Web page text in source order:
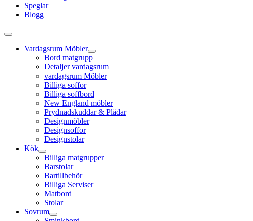
Speglar
Blogg
Vardagsrum Möbler
Bord matgrupp
Detaljer vardagsrum
vardagsrum Möbler
Billiga soffor
Billiga soffbord
New England möbler
Prydnadskuddar & Plädar
Designmöbler
Designsoffor
Designstolar
Kök
Billiga matgrupper
Barstolar
Bartillbehör
Billiga Serviser
Matbord
Stolar
Sovrum